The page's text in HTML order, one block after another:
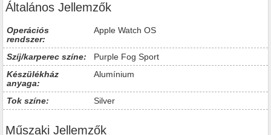
Általános Jellemzők
Operációs
rendszer:
Apple Watch OS
Szíj/karperec színe:
Purple Fog Sport
Készülékház
anyaga:
Alumínium
Tok színe: Silver
Műszaki Jellemzők